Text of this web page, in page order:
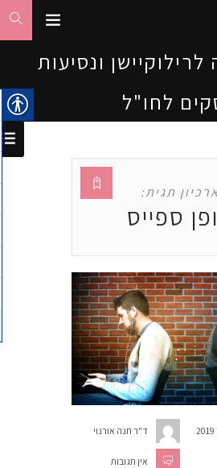
ונסיעות
לחו"ל
תגית:
ספייס
ד"ר חנה אורנוי
אין תגובות